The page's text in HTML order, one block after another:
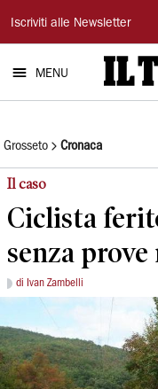
Il
Tirreno
Iscriviti alle Newsletter
MENU
Grosseto Cronaca
Il caso
Ciclista
senza
di Ivan Zambelli